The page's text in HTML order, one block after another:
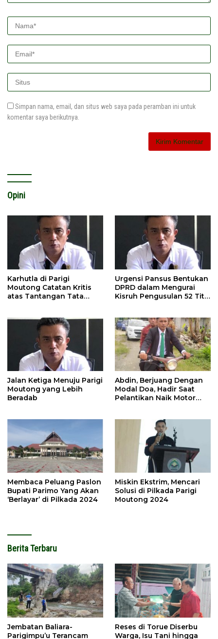
Simpan nama, email, dan situs web saya pada peramban ini untuk
komentar saya berikutnya.
Opini
Karhutla di Parigi
Moutong Catatan Kritis
atas Tantangan Tata
Urgensi Pansus Bentukan
DPRD dalam Mengurai
Kisruh Pengusulan 52 Titik
Jalan Ketiga Menuju Parigi
Moutong yang Lebih
Beradab
Abdin, Berjuang Dengan
Modal Doa, Hadir Saat
Pelantikan Naik Motor
Membaca Peluang Paslon
Bupati Parimo Yang Akan
‘Berlayar’ di Pilkada 2024
Miskin Ekstrim, Mencari
Solusi di Pilkada Parigi
Moutong 2024
Berita Terbaru
Jembatan Baliara-
Parigimpu’u Terancam
Reses di Torue Diserbu
Warga, Isu Tani hingga